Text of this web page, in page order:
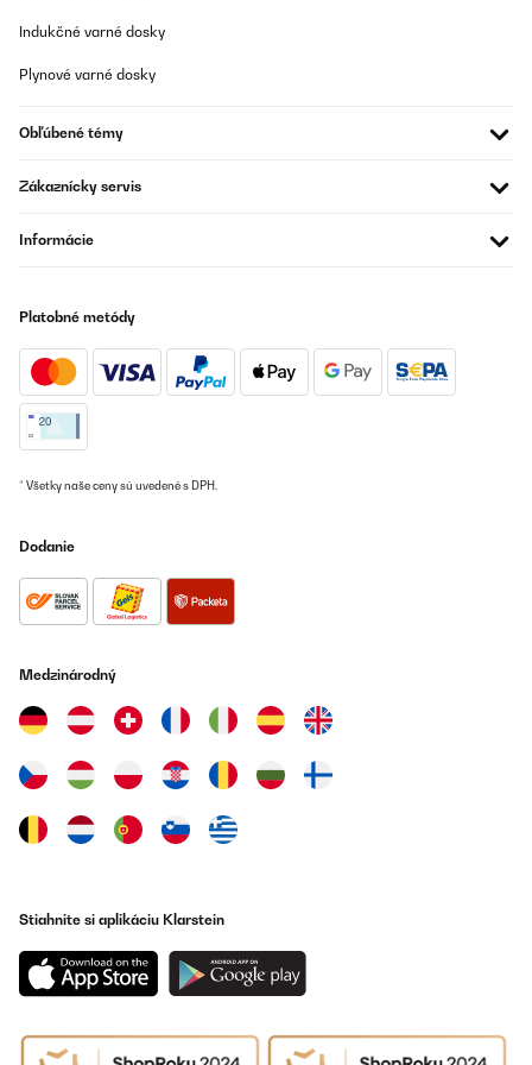
300°C in 15 min perfect.
Amazon-Benutzer
Alles bestens
Indukčné varné dosky
Plynové varné dosky
Obľúbené témy
Zákaznícky servis
Informácie
Platobné metódy
* Všetky naše ceny sú uvedené s DPH.
Dodanie
Medzinárodný
Stiahnite si aplikáciu Klarstein